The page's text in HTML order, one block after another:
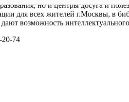
но и центры досуга и
для всех жителей г.Москвы, в
возможность
74